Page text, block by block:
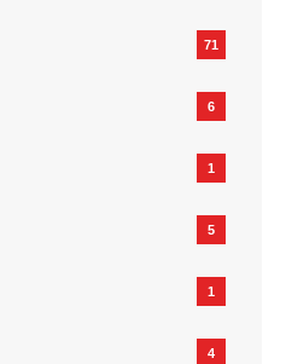
71
6
1
5
1
4